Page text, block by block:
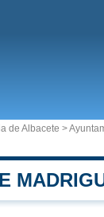
de Albacete >